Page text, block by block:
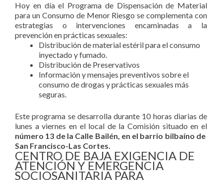
Hoy en día el Programa de Dispensación de Material
para un Consumo de Menor Riesgo se complementa con
estrategias o intervenciones encaminadas a la
prevención en prácticas sexuales:
Distribución de material estéril para el consumo
inyectado y fumado.
Distribución de Preservativos
Información y mensajes preventivos sobre el
consumo de drogas y prácticas sexuales más
seguras.
Este programa se desarrolla durante 10 horas diarias de
lunes a viernes en el local de la Comisión situado en el
número 13 de la Calle Bailén, en el barrio bilbaíno de
San Francisco-Las Cortes.
CENTRO DE BAJA EXIGENCIA DE
ATENCIÓN Y EMERGENCIA
SOCIOSANITARIA PARA